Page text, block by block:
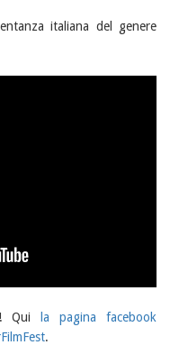
italiana del genere
Qui
la pagina facebook
.